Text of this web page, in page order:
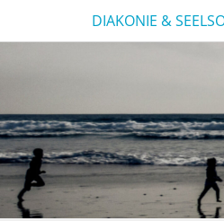
DIAKONIE &